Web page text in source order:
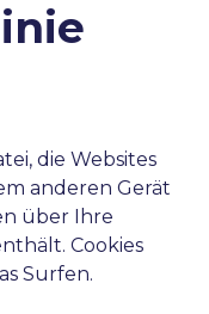
Sprache
die Websites
anderen Gerät
über Ihre
Cookies
Surfen.